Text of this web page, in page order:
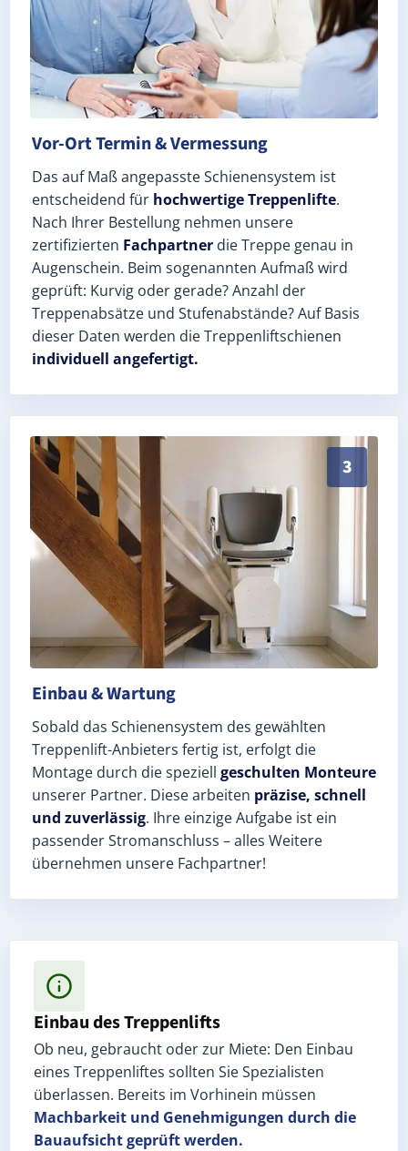
Vor-Ort Termin & Vermessung
Das auf Maß angepasste Schienensystem ist
entscheidend für hochwertige Treppenlifte.
Nach Ihrer Bestellung nehmen unsere
zertifizierten Fachpartner die Treppe genau in
Augenschein. Beim sogenannten Aufmaß wird
geprüft: Kurvig oder gerade? Anzahl der
Treppenabsätze und Stufenabstände? Auf Basis
dieser Daten werden die Treppenliftschienen
individuell angefertigt.
3
Schneller, sauberer Einbau durch zertifizierte
Einbau & Wartung
Sobald das Schienensystem des gewählten
Treppenlift-Anbieters fertig ist, erfolgt die
Montage durch die speziell geschulten Monteure
unserer Partner. Diese arbeiten präzise, schnell
und zuverlässig. Ihre einzige Aufgabe ist ein
passender Stromanschluss – alles Weitere
übernehmen unsere Fachpartner!
Einbau des Treppenlifts
Ob neu, gebraucht oder zur Miete: Den Einbau
eines Treppenliftes sollten Sie Spezialisten
überlassen. Bereits im Vorhinein müssen
Machbarkeit und Genehmigungen durch die
Bauaufsicht geprüft werden.